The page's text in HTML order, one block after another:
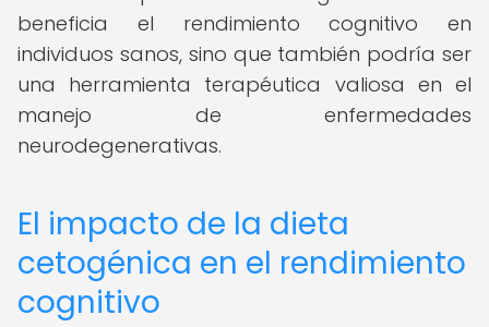
beneficia el rendimiento cognitivo en
individuos sanos, sino que también podría ser
una herramienta terapéutica valiosa en el
manejo de enfermedades
neurodegenerativas.
El impacto de la dieta
cetogénica en el rendimiento
cognitivo